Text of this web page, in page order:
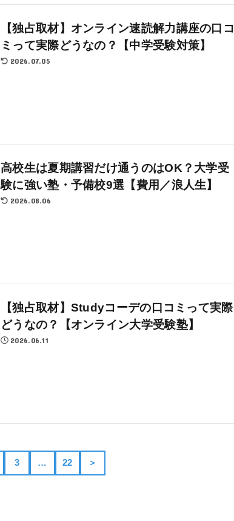
【独占取材】オンライン速読解力講座の口コ
ミって実際どうなの？【中学受験対策】
2026.07.05
高校生は夏期講習だけ通うのはOK？大学受
験に強い塾・予備校9選【費用／浪人生】
2026.08.06
【独占取材】Studyコーデの口コミって実際
どうなの？【オンライン大学受験塾】
2026.06.11
3 … 22 ＞